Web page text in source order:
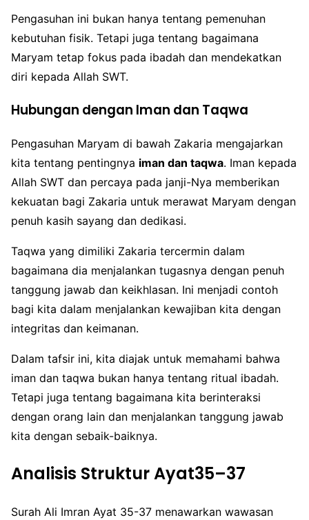
Pengasuhan ini bukan hanya tentang pemenuhan
kebutuhan fisik. Tetapi juga tentang bagaimana
Maryam tetap fokus pada ibadah dan mendekatkan
diri kepada Allah SWT.
Hubungan dengan Iman dan Taqwa
Pengasuhan Maryam di bawah Zakaria mengajarkan
kita tentang pentingnya iman dan taqwa. Iman kepada
Allah SWT dan percaya pada janji-Nya memberikan
kekuatan bagi Zakaria untuk merawat Maryam dengan
penuh kasih sayang dan dedikasi.
Taqwa yang dimiliki Zakaria tercermin dalam
bagaimana dia menjalankan tugasnya dengan penuh
tanggung jawab dan keikhlasan. Ini menjadi contoh
bagi kita dalam menjalankan kewajiban kita dengan
integritas dan keimanan.
Dalam tafsir ini, kita diajak untuk memahami bahwa
iman dan taqwa bukan hanya tentang ritual ibadah.
Tetapi juga tentang bagaimana kita berinteraksi
dengan orang lain dan menjalankan tanggung jawab
kita dengan sebaik-baiknya.
Analisis Struktur Ayat35–37
Surah Ali Imran Ayat 35-37 menawarkan wawasan